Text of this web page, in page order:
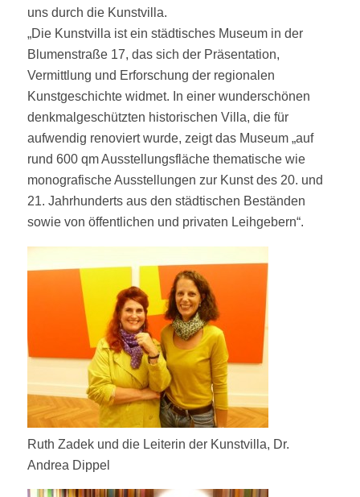
uns durch die Kunstvilla.
„Die Kunstvilla ist ein städtisches Museum in der
Blumenstraße 17, das sich der Präsentation,
Vermittlung und Erforschung der regionalen
Kunstgeschichte widmet. In einer wunderschönen
denkmalgeschützten historischen Villa, die für
aufwendig renoviert wurde, zeigt das Museum „auf
rund 600 qm Ausstellungsfläche thematische wie
monografische Ausstellungen zur Kunst des 20. und
21. Jahrhunderts aus den städtischen Beständen
sowie von öffentlichen und privaten Leihgebern“.
Ruth Zadek und die Leiterin der Kunstvilla, Dr.
Andrea Dippel